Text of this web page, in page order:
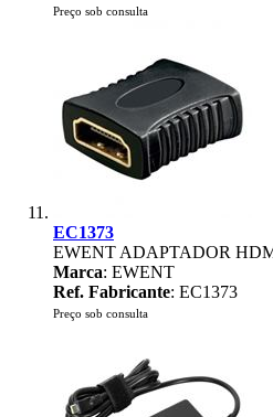
Preço sob consulta
EC1373
EWENT ADAPTADOR
Marca: EWENT
Ref. Fabricante: EC1373
Preço sob consulta